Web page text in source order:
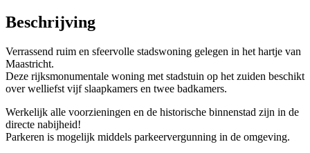
Beschrijving
Verrassend ruim en sfeervolle stadswoning gelegen in het hartje van
Maastricht.
Deze rijksmonumentale woning met stadstuin op het zuiden beschikt
over welliefst vijf slaapkamers en twee badkamers.
Werkelijk alle voorzieningen en de historische binnenstad zijn in de
directe nabijheid!
Parkeren is mogelijk middels parkeervergunning in de omgeving.